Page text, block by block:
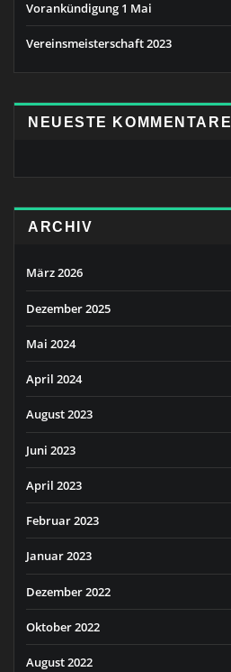
Vorankündigung 1 Mai
Vereinsmeisterschaft 2023
NEUESTE KOMMENTARE
ARCHIV
März 2026
Dezember 2025
Mai 2024
April 2024
August 2023
Juni 2023
April 2023
Februar 2023
Januar 2023
Dezember 2022
Oktober 2022
August 2022